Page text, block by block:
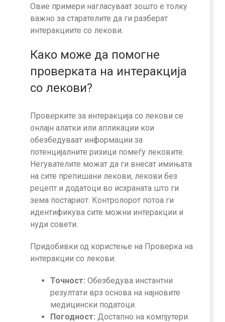
Овие примери нагласуваат зошто е толку
важно за старателите да ги разберат
интеракциите со лекови.
Како може да помогне
проверката на интеракција
со лекови?
Проверките за интеракција со лекови се
онлајн алатки или апликации кои
обезбедуваат информации за
потенцијалните ризици помеѓу лековите.
Негувателите можат да ги внесат имињата
на сите препишани лекови, лекови без
рецепт и додатоци во исхраната што ги
зема постариот. Контролорот потоа ги
идентификува сите можни интеракции и
нуди совети.
Придобивки од користење на Проверка на
интеракции со лекови:
Точност: Обезбедува инстантни
резултати врз основа на најновите
медицински податоци.
Погодност: Достапно на компјутери